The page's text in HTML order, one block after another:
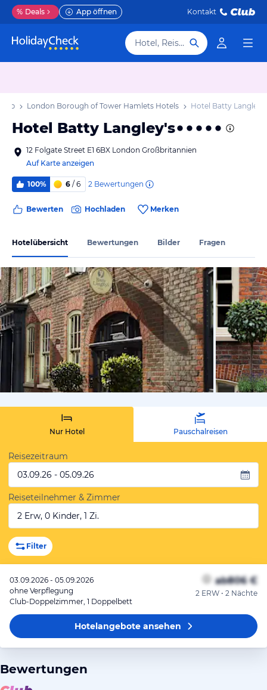
% Deals App öffnen Kontakt
Hotel, Reiseziel
London Borough of Tower Hamlets Hotels Hotel Batty Langley's
Hotel Batty Langley's
12 Folgate Street E1 6BX London Großbritannien
Auf Karte anzeigen
100% 6 / 6 2 Bewertungen
Bewerten Hochladen Merken
Hotelübersicht Bewertungen Bilder Fragen
von
Nur Hotel Pauschalreisen
Reisezeitraum
03.09.26 - 05.09.26
Reiseteilnehmer & Zimmer
2 Erw, 0 Kinder, 1 Zi.
Filter
03.09.2026 - 05.09.2026
ohne Verpflegung
Club-Doppelzimmer, 1 Doppelbett
ab806 €
2 ERW • 2 Nächte
Hotelangeboteansehen
Bewertungen